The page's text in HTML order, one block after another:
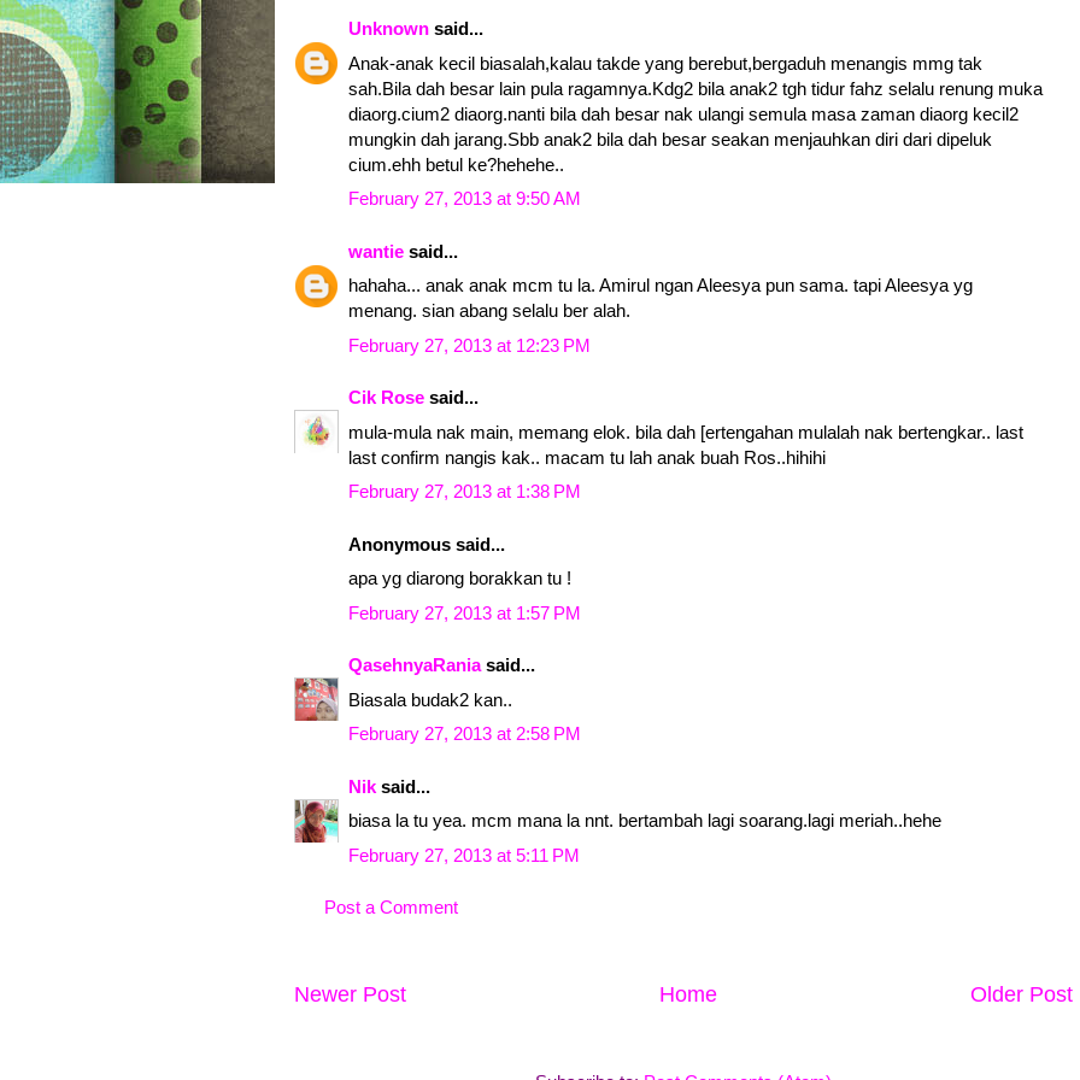
Unknown said...
Anak-anak kecil biasalah,kalau takde yang berebut,bergaduh menangis mmg tak
sah.Bila dah besar lain pula ragamnya.Kdg2 bila anak2 tgh tidur fahz selalu renung muka
diaorg.cium2 diaorg.nanti bila dah besar nak ulangi semula masa zaman diaorg kecil2
mungkin dah jarang.Sbb anak2 bila dah besar seakan menjauhkan diri dari dipeluk
cium.ehh betul ke?hehehe..
February 27, 2013 at 9:50 AM
wantie said...
hahaha... anak anak mcm tu la. Amirul ngan Aleesya pun sama. tapi Aleesya yg
menang. sian abang selalu ber alah.
February 27, 2013 at 12:23 PM
Cik Rose said...
mula-mula nak main, memang elok. bila dah [ertengahan mulalah nak bertengkar.. last
last confirm nangis kak.. macam tu lah anak buah Ros..hihihi
February 27, 2013 at 1:38 PM
Anonymous said...
apa yg diarong borakkan tu !
February 27, 2013 at 1:57 PM
QasehnyaRaniasaid...
Biasala budak2 kan..
February 27, 2013 at 2:58 PM
Nik said...
biasa la tu yea. mcm mana la nnt. bertambah lagi soarang.lagi meriah..hehe
February 27, 2013 at 5:11 PM
Post a Comment
Newer Post Older Post
Home